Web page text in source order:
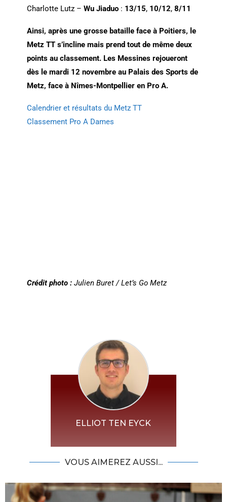
Charlotte Lutz – Wu Jiaduo: 13/15, 10/12, 8/11
Ainsi, après une grosse bataille face à Poitiers, le
Metz TT s’incline mais prend tout de même deux
points au classement. Les Messines rejoueront
dès le mardi 12 novembre au Palais des Sports de
Metz, face à Nîmes-Montpellier en Pro A.
Calendrier et résultats du Metz TT
Classement Pro A Dames
Crédit photo : Julien Buret / Let’s Go Metz
ELLIOT TEN EYCK
VOUS AIMEREZ AUSSI...